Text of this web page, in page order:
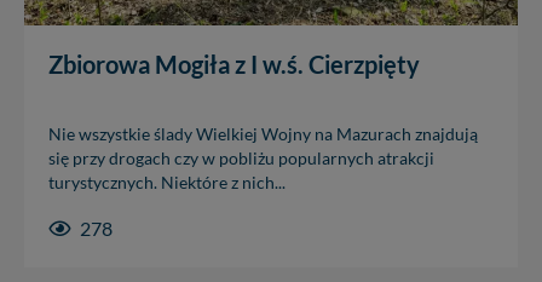
Zbiorowa Mogiła z I w.ś. Cierzpięty
Nie wszystkie ślady Wielkiej Wojny na Mazurach znajdują
się przy drogach czy w pobliżu popularnych atrakcji
turystycznych. Niektóre z nich...
278